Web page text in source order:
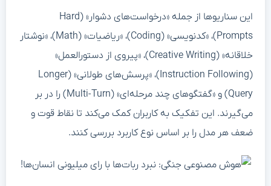
این سناریوها از جمله «درخواست‌های دشوار» (Hard
Prompts)، «کدنویسی» (Coding)، «ریاضیات» (Math)، «نوشتار
خلاقانه» (Creative Writing)، «پیروی از دستورالعمل»
(Instruction Following)، «پرسش‌های طولانی» (Longer
Query) و «گفتگوهای چند مرحله‌ای» (Multi-Turn) را در بر
می‌گیرند. این تفکیک به کاربران کمک می‌کند تا نقاط قوت و
ضعف هر مدل را بر اساس نوع کاربرد بررسی کنند.